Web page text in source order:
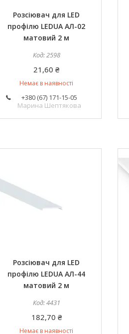
Розсіювач для LED
профілю LEDUA АЛ-02
матовий 2 м
2598
21,60 ₴
Немає в наявності
+380 (67) 171-15-05
Марина Шептякова
Розсіювач для LED
профілю LEDUA АЛ-44
матовий 2 м
4431
182,70 ₴
Немає в наявності